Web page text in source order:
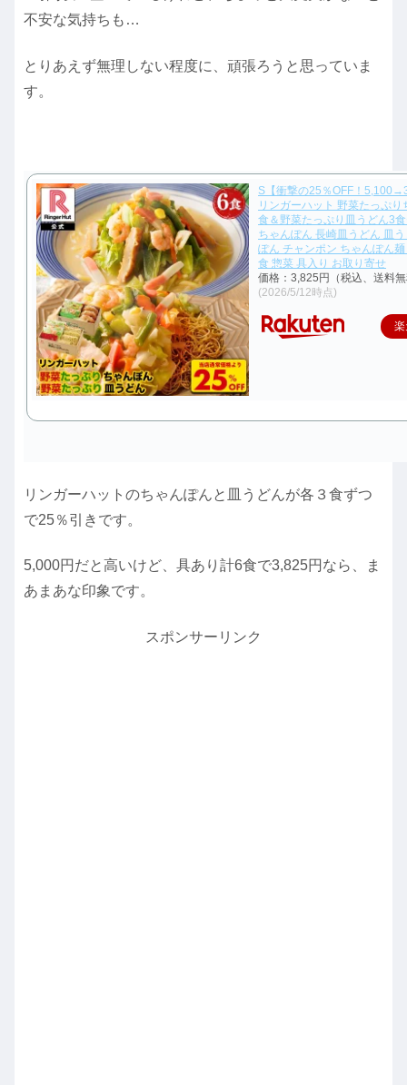
不安な気持ちも…
とりあえず無理しない程度に、頑張ろうと思っていま
す。
S【衝撃の25％OFF！
リンガーハット 野菜たっぷり
食＆野菜たっぷり皿うどん3
ちゃんぽん 長崎皿うどん 皿
ぽん チャンポン ちゃんぽん
食 惣菜 具入り お取り寄せ
価格：3,825円（税込、送料
(2026/5/12時点)
リンガーハットのちゃんぽんと皿うどんが各３食ずつ
で25％引きです。
5,000円だと高いけど、具あり計6食で3,825円なら、ま
あまあな印象です。
スポンサーリンク